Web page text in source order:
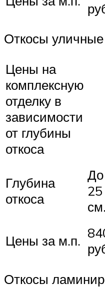
Откосы уличные
Цены на
комплексную
отделку в
зависимости
от глубины
откоса
Глубина
откоса
До
25
см.
Цены за м.п.
Откосы